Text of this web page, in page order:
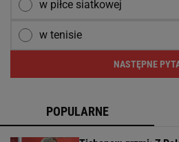
w piłce siatkowej
w tenisie
NASTĘPNE
POPULARNE